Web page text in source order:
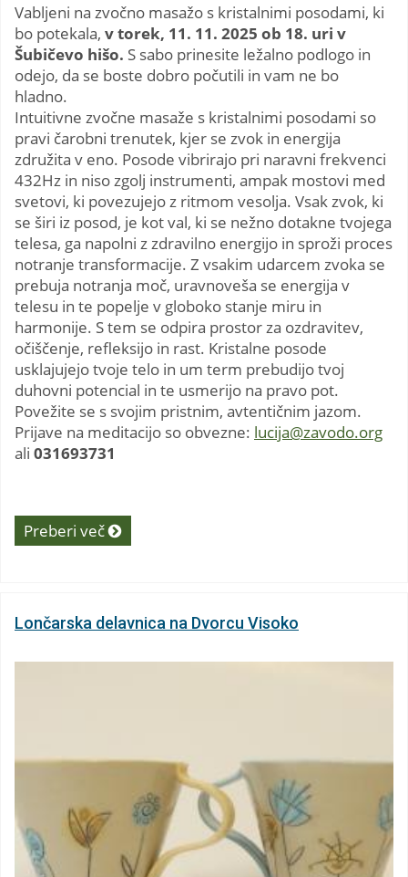
Vabljeni na zvočno masažo s kristalnimi posodami, ki
bo potekala, v torek, 11. 11. 2025 ob 18. uri v
Šubičevo hišo. S sabo prinesite ležalno podlogo in
odejo, da se boste dobro počutili in vam ne bo
hladno.
Intuitivne zvočne masaže s kristalnimi posodami so
pravi čarobni trenutek, kjer se zvok in energija
združita v eno. Posode vibrirajo pri naravni frekvenci
432Hz in niso zgolj instrumenti, ampak mostovi med
svetovi, ki povezujejo z ritmom vesolja. Vsak zvok, ki
se širi iz posod, je kot val, ki se nežno dotakne tvojega
telesa, ga napolni z zdravilno energijo in sproži proces
notranje transformacije. Z vsakim udarcem zvoka se
prebuja notranja moč, uravnoveša se energija v
telesu in te popelje v globoko stanje miru in
harmonije. S tem se odpira prostor za ozdravitev,
očiščenje, refleksijo in rast. Kristalne posode
usklajujejo tvoje telo in um term prebudijo tvoj
duhovni potencial in te usmerijo na pravo pot.
Povežite se s svojim pristnim, avtentičnim jazom.
Prijave na meditacijo so obvezne: lucija@zavodo.org
ali 031693731
Preberi več
Lončarska delavnica na Dvorcu Visoko